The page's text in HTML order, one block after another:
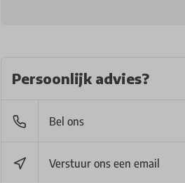
Persoonlijk advies?
Bel ons
Verstuur ons een email